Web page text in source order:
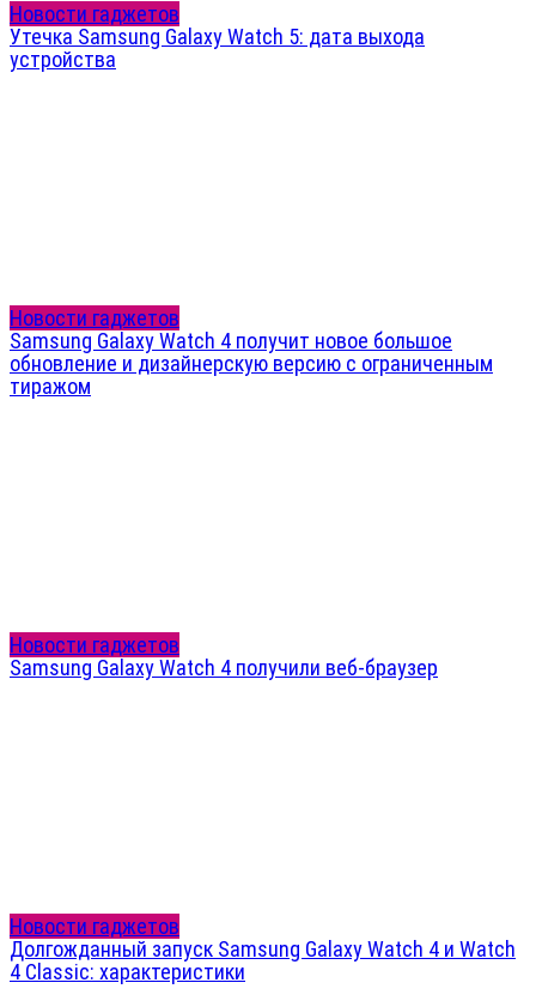
Новости гаджетов
Утечка Samsung Galaxy Watch 5: дата выхода
устройства
Новости гаджетов
Samsung Galaxy Watch 4 получит новое большое
обновление и дизайнерскую версию с ограниченным
тиражом
Новости гаджетов
Samsung Galaxy Watch 4 получили веб-браузер
Новости гаджетов
Долгожданный запуск Samsung Galaxy Watch 4 и Watch
4 Classic: характеристики